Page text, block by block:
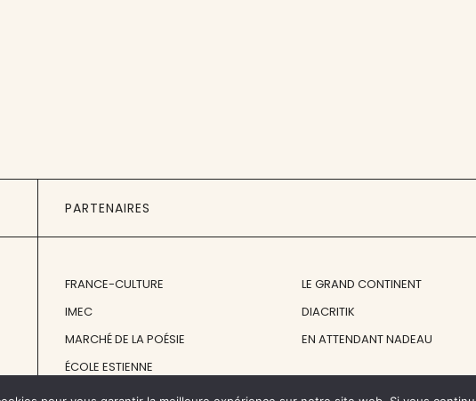
PARTENAIRES
FRANCE-CULTURE
IMEC
MARCHÉ DE LA POÉSIE
ÉCOLE ESTIENNE
LE GRAND CONTINENT
DIACRITIK
EN ATTENDANT NADEAU